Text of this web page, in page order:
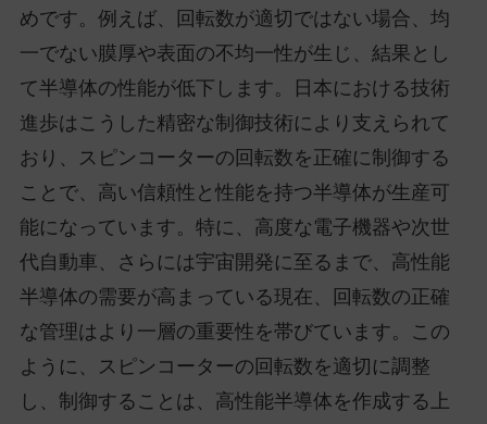
めです。例えば、回転数が適切ではない場合、均
一でない膜厚や表面の不均一性が生じ、結果とし
て半導体の性能が低下します。日本における技術
進歩はこうした精密な制御技術により支えられて
おり、スピンコーターの回転数を正確に制御する
ことで、高い信頼性と性能を持つ半導体が生産可
能になっています。特に、高度な電子機器や次世
代自動車、さらには宇宙開発に至るまで、高性能
半導体の需要が高まっている現在、回転数の正確
な管理はより一層の重要性を帯びています。この
ように、スピンコーターの回転数を適切に調整
し、制御することは、高性能半導体を作成する上